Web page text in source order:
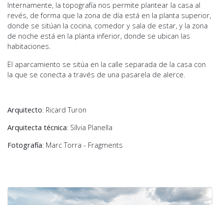
Internamente, la topografía nos permite plantear la casa al
revés, de forma que la zona de día está en la planta superior,
donde se sitúan la cocina, comedor y sala de estar, y la zona
de noche está en la planta inferior, donde se ubican las
habitaciones.
El aparcamiento se sitúa en la calle separada de la casa con
la que se conecta a través de una pasarela de alerce.
Arquitecto: Ricard Turon
Arquitecta técnica: Sílvia Planella
Fotografía: Marc Torra - Fragments